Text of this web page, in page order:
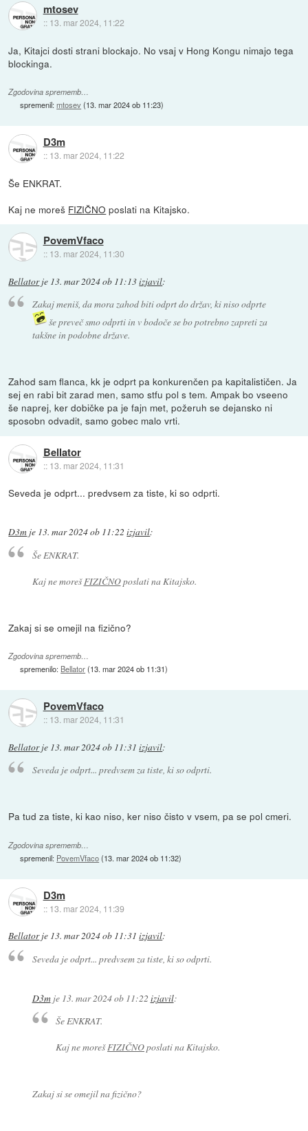
mtosev
:: 13. mar 2024, 11:22
Ja, Kitajci dosti strani blockajo. No vsaj v Hong Kongu nimajo tega
blockinga.
Zgodovina sprememb…
spremenil:mtosev(13. mar 2024 ob 11:23)
D3m
:: 13. mar 2024, 11:22
Še ENKRAT.
Kaj ne moreš FIZIČNO poslati na Kitajsko.
PovemVfaco
:: 13. mar 2024, 11:30
Bellatorje 13. mar 2024 ob 11:13izjavil:
Zakaj meniš, da mora zahod biti odprt do držav, ki niso odprte
še preveč smo odprti in v bodoče se bo potrebno zapreti za
takšne in podobne države.
Zahod sam flanca, kk je odprt pa konkurenčen pa kapitalističen. Ja
sej en rabi bit zarad men, samo stfu pol s tem. Ampak bo vseeno
še naprej, ker dobičke pa je fajn met, požeruh se dejansko ni
sposobn odvadit, samo gobec malo vrti.
Bellator
:: 13. mar 2024, 11:31
Seveda je odprt... predvsem za tiste, ki so odprti.
D3m je 13. mar 2024 ob 11:22 izjavil:
Še ENKRAT.
Kaj ne morešFIZIČNOposlati na Kitajsko.
Zakaj si se omejil na fizično?
Zgodovina sprememb…
spremenilo: Bellator(13. mar 2024 ob 11:31)
PovemVfaco
:: 13. mar 2024, 11:31
Bellatorje 13. mar 2024 ob 11:31 izjavil:
Seveda je odprt... predvsem za tiste, ki so odprti.
Pa tud za tiste, ki kao niso, ker niso čisto v vsem, pa se pol cmeri.
Zgodovina sprememb…
spremenil: PovemVfaco(13. mar 2024 ob 11:32)
D3m
:: 13. mar 2024, 11:39
Bellatorje 13. mar 2024 ob 11:31 izjavil:
Seveda je odprt... predvsem za tiste, ki so odprti.
D3mje 13. mar 2024 ob 11:22 izjavil:
Še ENKRAT.
Kaj ne morešFIZIČNOposlati na Kitajsko.
Zakaj si se omejil na fizično?